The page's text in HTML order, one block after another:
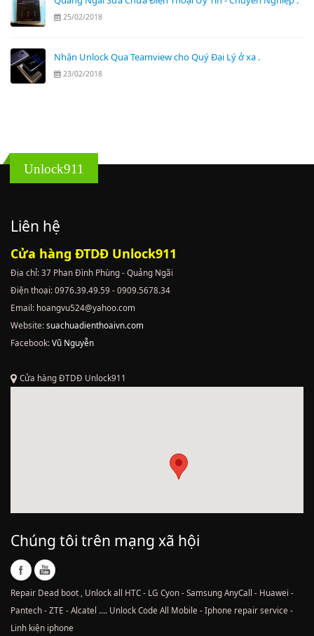
25/02/2018
Nhận Unlock Qua Teamview cho Quý Đại Lý ở xa .
23/02/2018
Unlock911
Liên hệ
Cửa hàng ĐTDĐ Unlock911
Địa chỉ: 37 Phan Đình Phùng - Quảng Ngãi
Điện thoại: 0976.39.49.59 - 0909.5678.34
Email: hoangvu524@yahoo.com
Website:suachuadienthoaivn.com
Facebook:Vũ Nguyễn
Cửa hàng ĐTDĐ Unlock911
Chúng tôi trên mạng xã hội
Repair Dead boot , Unlock all HTC - LG Cyon - Samsung AnyCall - Huawei -
Pantech - ZTE - Alcatel .... Unlock Code All Mobile - Iphone repair service -
Linh kiện iphone